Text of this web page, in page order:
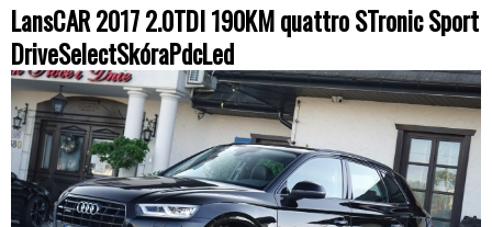
LansCAR 2017 2.0TDI 190KM quattro STronic Sport
DriveSelectSkóraPdcLed